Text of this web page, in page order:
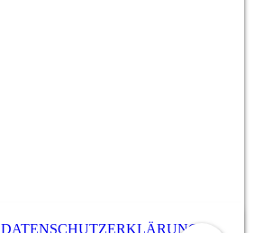
DATENSCHUTZERKLÄRUNG